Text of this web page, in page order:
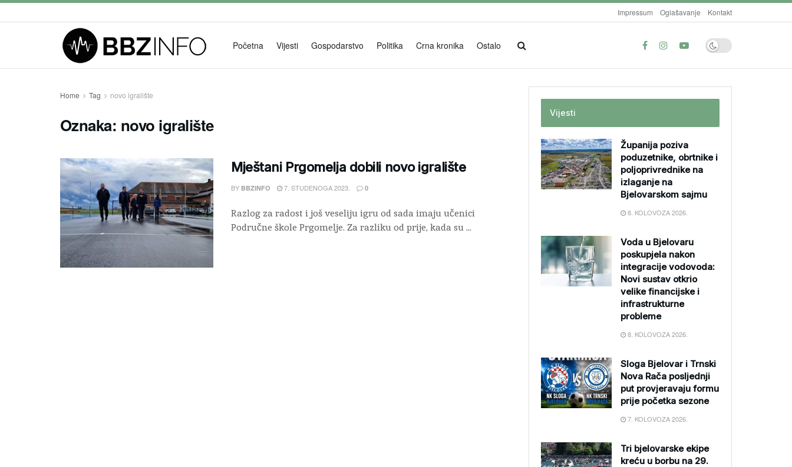
Impressum Oglašavanje Kontakt
Početna Vijesti Gospodarstvo Politika Crna kronika Ostalo
Home Tag novo igralište
Oznaka: novo igralište
Mještani Prgomelja dobili novo igralište
BY BBZINFO 7. STUDENOGA 2023. 0
Razlog za radost i još veseliju igru od sada imaju učenici
Područne škole Prgomelje. Za razliku od prije, kada su ...
Vijesti
Županija poziva
poduzetnike, obrtnike i
poljoprivrednike na
izlaganje na
Bjelovarskom sajmu
8. KOLOVOZA 2026.
Voda u Bjelovaru
poskupjela nakon
integracije vodovoda:
Novi sustav otkrio
velike financijske i
infrastrukturne
probleme
8. KOLOVOZA 2026.
Sloga Bjelovar i Trnski
Nova Rača posljednji
put provjeravaju formu
prije početka sezone
7. KOLOVOZA 2026.
Tri bjelovarske ekipe
kreću u borbu na 29.